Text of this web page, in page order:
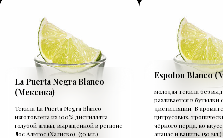
La Puerta Negra Blanco
(Мексика)
Текила La Puerta Negra Blanco
изготовлена из 100% дистиллята
голубой агавы, выращенной в регионе
Лос Альтос (Халиско). (50 мл.)
Espolon Blanco
молодая текила без
разливается в бутылки
дистилляции. В
цитрусовых,
чёрного перца, во
ананас и ваниль. (50 мл.)